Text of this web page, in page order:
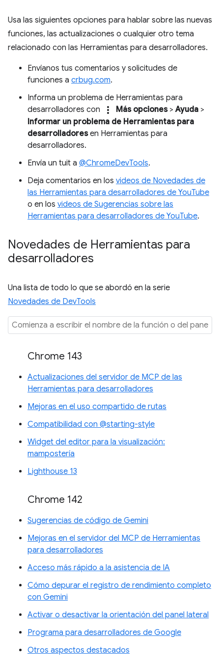
Usa las siguientes opciones para hablar sobre las nuevas
funciones, las actualizaciones o cualquier otro tema
relacionado con las Herramientas para desarrolladores.
Envíanos tus comentarios y solicitudes de
funciones a crbug.com.
Informa un problema de Herramientas para
desarrolladores con
more_vert Más opciones>Ayuda >
Informar un problema de Herramientas para
desarrolladoresen Herramientas para
desarrolladores.
Envía un tuit a @ChromeDevTools.
Deja comentarios en los videos de Novedades de
las Herramientas para desarrolladores de YouTube
o en los videos de Sugerencias sobre las
Herramientas para desarrolladores de YouTube.
Novedades de Herramientas para
desarrolladores
Una lista de todo lo que se abordó en la serie
Novedades de DevTools
Chrome 143
Actualizaciones del servidor de MCP de las
Herramientas para desarrolladores
Mejoras en el uso compartido de rutas
Compatibilidad con @starting-style
Widget del editor para la visualización:
mampostería
Lighthouse 13
Chrome 142
Sugerencias de código de Gemini
Mejoras en el servidor del MCP de Herramientas
para desarrolladores
Acceso más rápido a la asistencia de IA
Cómo depurar el registro de rendimiento completo
con Gemini
Activar o desactivar la orientación del panel lateral
Programa para desarrolladores de Google
Otros aspectos destacados